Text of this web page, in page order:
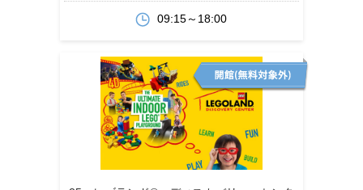
09:15～18:00